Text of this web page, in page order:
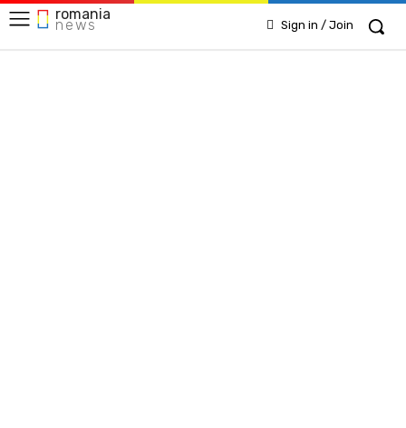
romania
news Sign in / Join